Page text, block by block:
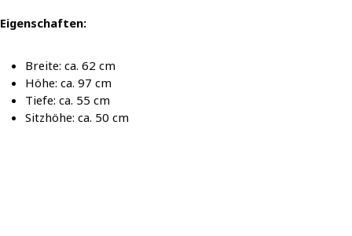
Eigenschaften:
Breite: ca. 62 cm
Höhe: ca. 97 cm
Tiefe: ca. 55 cm
Sitzhöhe: ca. 50 cm